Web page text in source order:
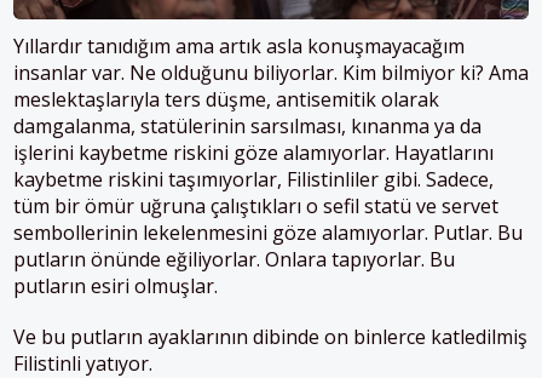
Yıllardır tanıdığım ama artık asla konuşmayacağım
insanlar var. Ne olduğunu biliyorlar. Kim bilmiyor ki? Ama
meslektaşlarıyla ters düşme, antisemitik olarak
damgalanma, statülerinin sarsılması, kınanma ya da
işlerini kaybetme riskini göze alamıyorlar. Hayatlarını
kaybetme riskini taşımıyorlar, Filistinliler gibi. Sadece,
tüm bir ömür uğruna çalıştıkları o sefil statü ve servet
sembollerinin lekelenmesini göze alamıyorlar. Putlar. Bu
putların önünde eğiliyorlar. Onlara tapıyorlar. Bu
putların esiri olmuşlar.
Ve bu putların ayaklarının dibinde on binlerce katledilmiş
Filistinli yatıyor.